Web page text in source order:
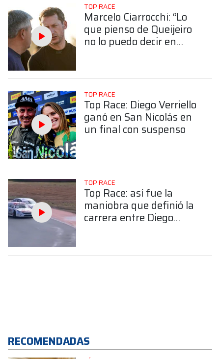
TOP RACE
Marcelo Ciarrocchi: “Lo
que pienso de Queijeiro
no lo puedo decir en
TOP RACE
Top Race: Diego Verriello
ganó en San Nicolás en
un final con suspenso
TOP RACE
Top Race: así fue la
maniobra que definió la
carrera entre Diego
RECOMENDADAS